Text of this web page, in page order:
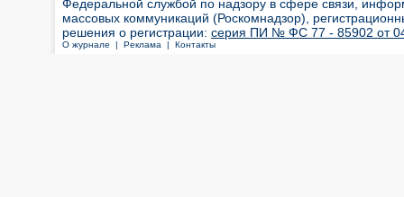
Федеральной службой по надзору в сфере связи,
массовых коммуникаций (Роскомнадзор),
решения о регистрации: серия ПИ № ФС 77 - 85902 от 04
О журнале | Реклама | Контакты